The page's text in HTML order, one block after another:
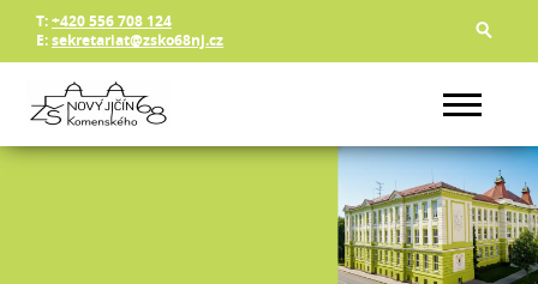
T:+420 556 708 124
E:sekretariat@zsko68nj.cz